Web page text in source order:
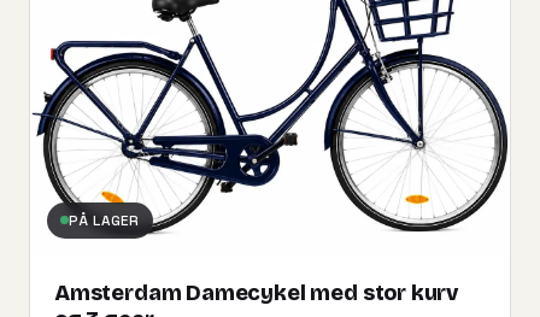
PÅ LAGER
Amsterdam Damecykel med stor kurv